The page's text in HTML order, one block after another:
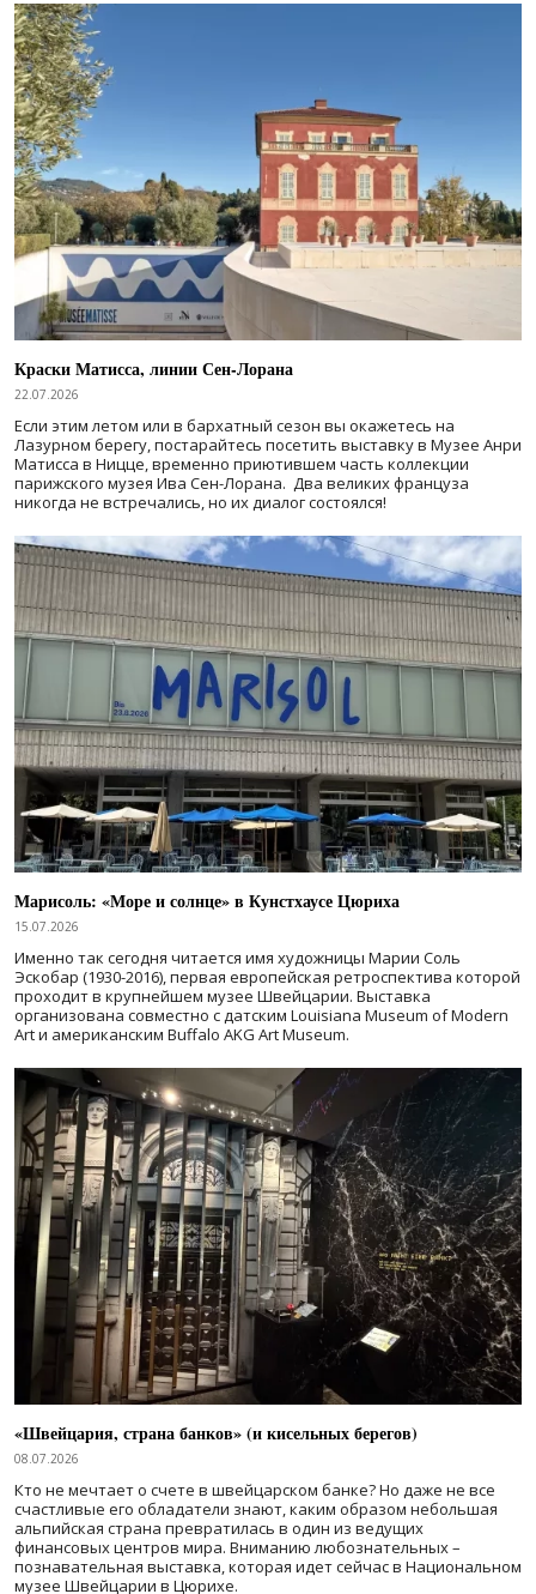
Краски Матисса, линии Сен-Лорана
22.07.2026
Если этим летом или в бархатный сезон вы окажетесь на
Лазурном берегу, постарайтесь посетить выставку в Музее Анри
Матисса в Ницце, временно приютившем часть коллекции
парижского музея Ива Сен-Лорана. Два великих француза
никогда не встречались, но их диалог состоялся!
Марисоль: «Море и солнце» в Кунстхаусе Цюриха
15.07.2026
Именно так сегодня читается имя художницы Марии Соль
Эскобар (1930-2016), первая европейская ретроспектива которой
проходит в крупнейшем музее Швейцарии. Выставка
организована совместно с датским Louisiana Museum of Modern
Art и американским Buffalo AKG Art Museum.
«Швейцария, страна банков» (и кисельных берегов)
08.07.2026
Кто не мечтает о счете в швейцарском банке? Но даже не все
счастливые его обладатели знают, каким образом небольшая
альпийская страна превратилась в один из ведущих
финансовых центров мира. Вниманию любознательных –
познавательная выставка, которая идет сейчас в Национальном
музее Швейцарии в Цюрихе.